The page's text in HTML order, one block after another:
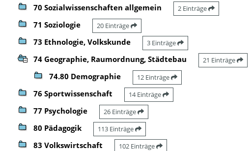
70 Sozialwissenschaften allgemein 2 Einträge
71 Soziologie 20 Einträge
73 Ethnologie, Volkskunde 3 Einträge
74 Geographie, Raumordnung, Städtebau 21 Einträge
74.80 Demographie 12 Einträge
76 Sportwissenschaft 14 Einträge
77 Psychologie 26 Einträge
80 Pädagogik 113 Einträge
83 Volkswirtschaft 102 Einträge